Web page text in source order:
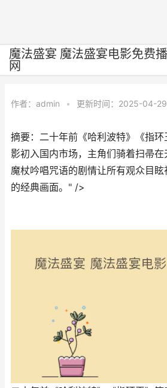
魔法盛宴 魔法盛宴电影免费
网
作者： admin • 更新时间：2025-04-29
摘要：二十年前《哈利波特》《指
影初入国内市场，主角们骑着扫帚
魔杖吟唱咒语的剧情让所有观众目
的经典画面。" />